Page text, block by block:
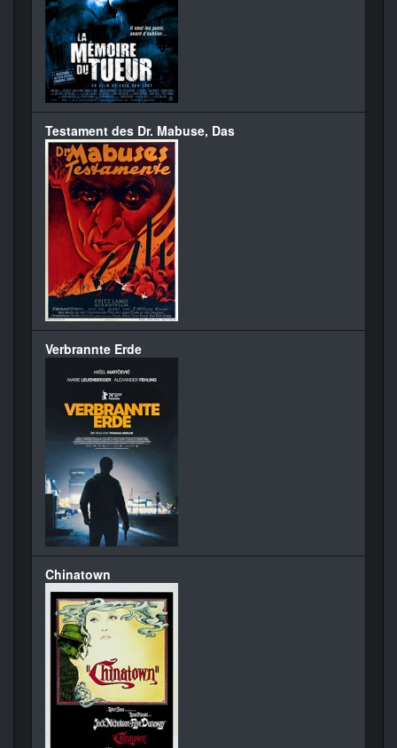
Testament des Dr. Mabuse, Das
Verbrannte Erde
Chinatown